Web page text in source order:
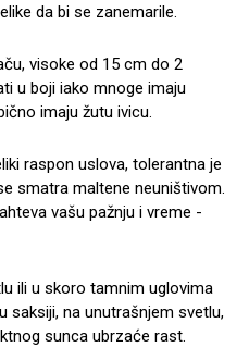
da bi se zanemarile.
visoke od 15 cm do 2
u boji iako mnoge imaju
imaju žutu ivicu.
raspon uslova, tolerantna je
smatra maltene neuništivom.
vašu pažnju i vreme -
ili u skoro tamnim uglovima
saksiji, na unutrašnjem svetlu,
sunca ubrzaće rast.